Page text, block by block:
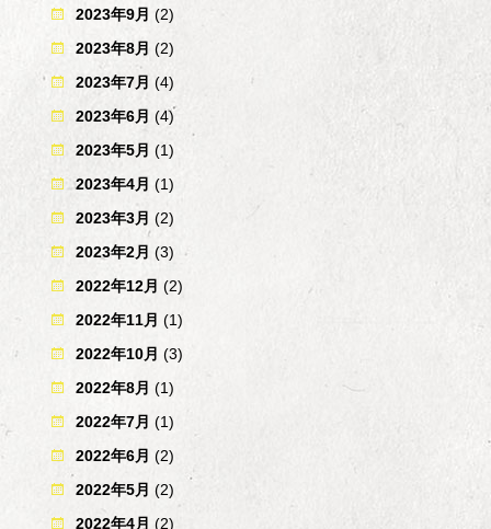
2023年9月 (2)
2023年8月 (2)
2023年7月 (4)
2023年6月 (4)
2023年5月 (1)
2023年4月 (1)
2023年3月 (2)
2023年2月 (3)
2022年12月 (2)
2022年11月 (1)
2022年10月 (3)
2022年8月 (1)
2022年7月 (1)
2022年6月 (2)
2022年5月 (2)
2022年4月 (2)